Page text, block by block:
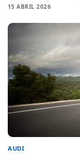
15 ABRIL 2026
AUDI